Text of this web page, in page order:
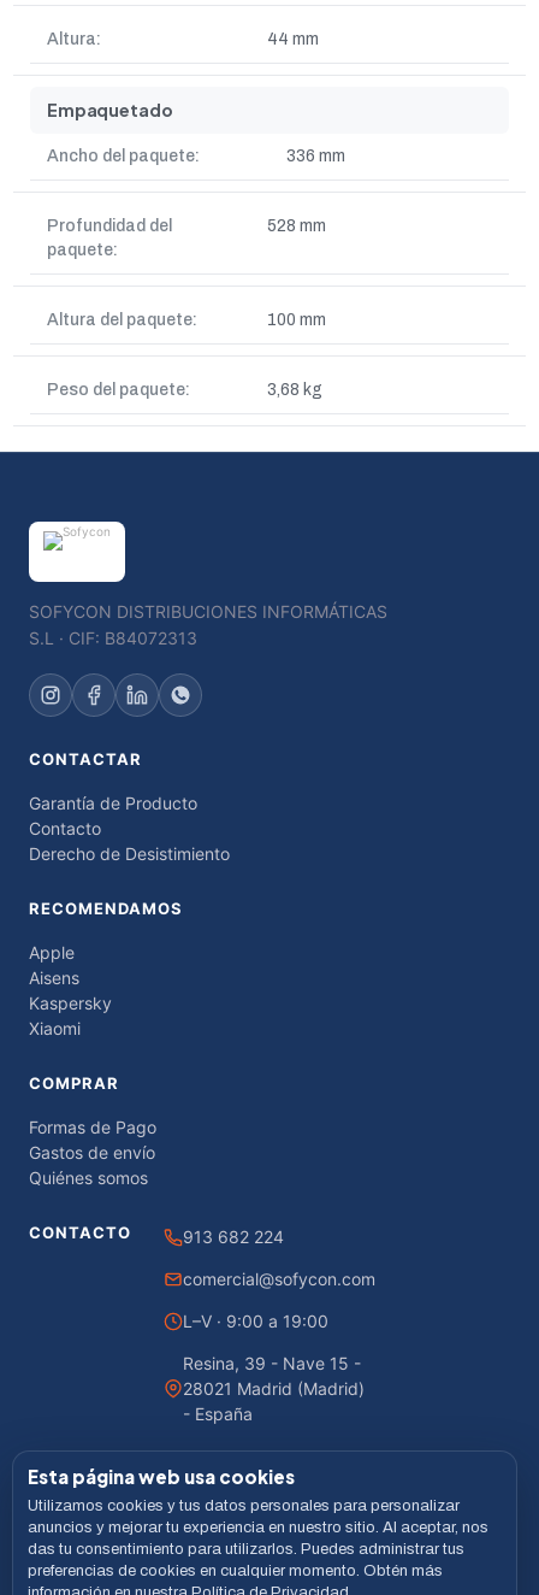
Altura: 44 mm
Empaquetado
Ancho del paquete: 336 mm
Profundidad del
paquete:
528 mm
Altura del paquete: 100 mm
Peso del paquete: 3,68 kg
SOFYCON DISTRIBUCIONES INFORMÁTICAS
S.L · CIF: B84072313
CONTACTAR
Garantía de Producto
Contacto
Derecho de Desistimiento
RECOMENDAMOS
Apple
Aisens
Kaspersky
Xiaomi
COMPRAR
Formas de Pago
Gastos de envío
Quiénes somos
CONTACTO 913 682 224
comercial@sofycon.com
L–V · 9:00 a 19:00
Resina, 39 - Nave 15 -
28021 Madrid (Madrid)
- España
© 2026 Sofycon · Todos los derechos reservados
Desarrollado porLiveCommerce
Esta página web usa cookies
Utilizamos cookies y tus datos personales para personalizar
anuncios y mejorar tu experiencia en nuestro sitio. Al aceptar, nos
das tu consentimiento para utilizarlos. Puedes administrar tus
preferencias de cookies en cualquier momento. Obtén más